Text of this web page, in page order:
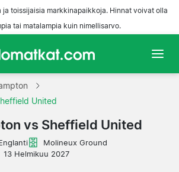
ja toissijaisia markkinapaikkoja. Hinnat voivat olla
tai matalampia kuin nimellisarvo.
United
vs Sheffield United
Molineux Ground
13 Helmikuu 2027